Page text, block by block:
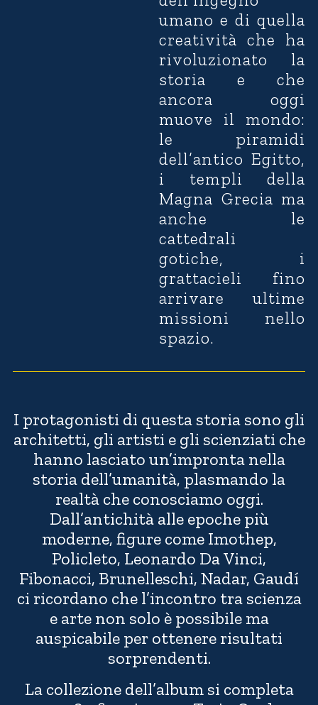
umano e di quella
creatività che ha
rivoluzionato la
storia e che
ancora oggi
muove il mondo:
le piramidi
dell’antico Egitto,
i templi della
Magna Grecia ma
anche le
cattedrali
gotiche, i
grattacieli fino
arrivare ultime
missioni nello
spazio.
I protagonisti di questa storia sono gli
architetti, gli artisti e gli scienziati che
hanno lasciato un’impronta nella
storia dell’umanità, plasmando la
realtà che conosciamo oggi.
Dall’antichità alle epoche più
moderne, figure come Imothep,
Policleto, Leonardo Da Vinci,
Fibonacci, Brunelleschi, Nadar, Gaudí
ci ricordano che l’incontro tra scienza
e arte non solo è possibile ma
auspicabile per ottenere risultati
sorprendenti.
La collezione dell’album si completa